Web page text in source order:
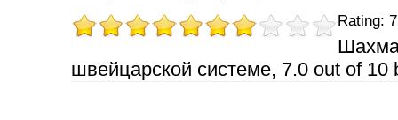
Rating:
швейцарской системе, 7.0 out of 10